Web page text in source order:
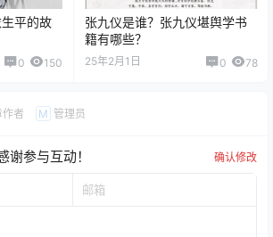
平的故
0 150
张九仪是谁？张九仪堪舆学书
籍有哪些？
25年2月1日 0 78
者 M 管理员
谢参与互动！ 确认修改